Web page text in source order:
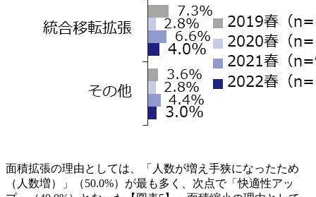
面積拡張の理由としては、「人数が増え手狭になったため
（人数増）」（50.0%）が最も多く、次点で「快適性アッ